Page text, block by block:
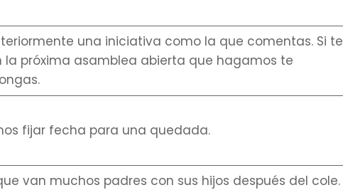
una iniciativa como la que comentas. Si te
la próxima asamblea abierta que hagamos te
fijar fecha para una quedada.
van muchos padres con sus hijos después del cole.